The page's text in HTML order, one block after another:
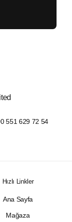
551 629 72 54
Hızlı Linkler
Ana Sayfa
Mağaza